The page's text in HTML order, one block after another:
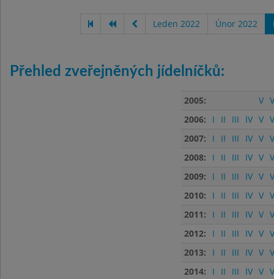
Leden 2022 Únor 2022
Přehled zveřejněných jídelníčků:
2005: V
2006:
I II III IV V
2007:
I II III IV V
2008:
I II III IV V
2009:
I II III IV V
2010:
I II III IV V
2011:
I II III IV V
2012:
I II III IV V
2013:
I II III IV V
2014:
I II III IV V